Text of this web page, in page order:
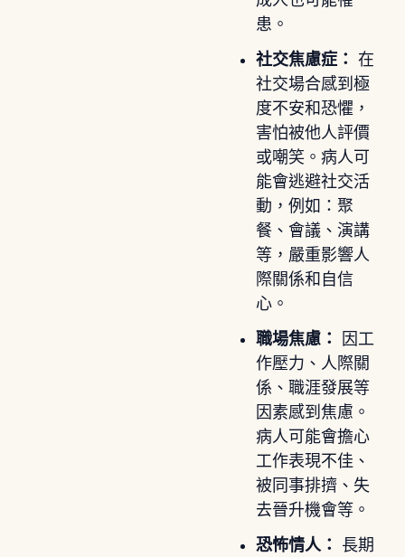
患。
社交焦慮症： 在
社交場合感到極
度不安和恐懼，
害怕被他人評價
或嘲笑。病人可
能會逃避社交活
動，例如：聚
餐、會議、演講
等，嚴重影響人
際關係和自信
心。
職場焦慮：
因工
作壓力、人際關
係、職涯發展等
因素感到焦慮。
病人可能會擔心
工作表現不佳、
被同事排擠、失
去晉升機會等。
恐怖情人：
長期